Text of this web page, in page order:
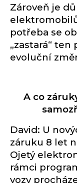
Zároveň je
potřeba se
„zastará“
evoluční
A co
David: U
záruku 8 let
Ojetý
rámci
vozy